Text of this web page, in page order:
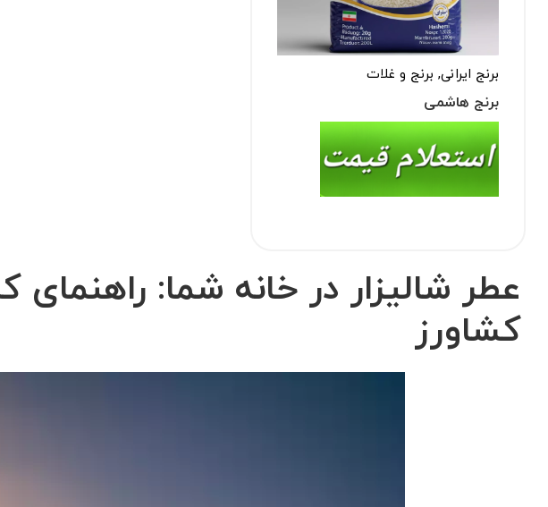
برنج ایرانی, برنج و غلات
برنج هاشمی
عطر شالیزار در خانه شما: راهنمای
کشاورز